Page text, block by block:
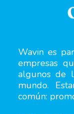
Wavin es
empresas
algunos de
mundo.
común: